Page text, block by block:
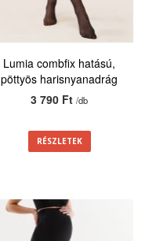
Lumia combfix hatású,
pöttyös harisnyanadrág
20den
3 790 Ft/db
RÉSZLETEK